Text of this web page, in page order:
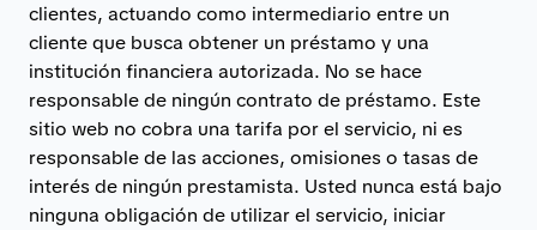
clientes, actuando como intermediario entre un
cliente que busca obtener un préstamo y una
institución financiera autorizada. No se hace
responsable de ningún contrato de préstamo. Este
sitio web no cobra una tarifa por el servicio, ni es
responsable de las acciones, omisiones o tasas de
interés de ningún prestamista. Usted nunca está bajo
ninguna obligación de utilizar el servicio, iniciar